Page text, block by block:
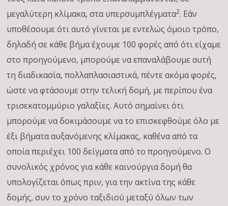
μεγαλύτερη κλίμακα, στα υπερσυμπλέγματα2. Εάν
υποθέσουμε ότι αυτό γίνεται με εντελώς όμοιο τρόπο,
δηλαδή σε κάθε βήμα έχουμε 100 φορές από ότι είχαμε
στο προηγούμενο, μπορούμε να επαναλάβουμε αυτή
τη διαδικασία, πολλαπλασιαστικά, πέντε ακόμα φορές,
ώστε να φτάσουμε στην τελική δομή, με περίπου ένα
τρισεκατομμύριο γαλαξίες. Αυτό σημαίνει ότι
μπορούμε να δοκιμάσουμε να το επισκεφθούμε όλο με
έξι βήματα αυξανόμενης κλίμακας, καθένα από τα
οποία περιέχει 100 δείγματα από το προηγούμενο. Ο
συνολικός χρόνος για κάθε καινούργια δομή θα
υπολογίζεται όπως πριν, για την ακτίνα της κάθε
δομής, συν το χρόνο ταξιδιού μεταξύ όλων των